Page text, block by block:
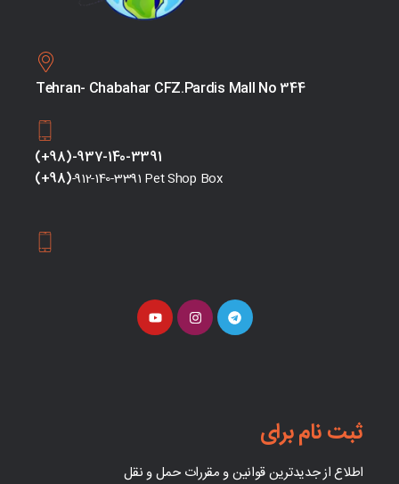
Tehran- Chabahar CFZ.Pardis Mall No 344
(+98)-937-140-3391
(+98)-912-140-3391 Pet Shop Box
ثبت نام برای
اطلاع از جدیدترین قوانین و مقررات حمل و نقل